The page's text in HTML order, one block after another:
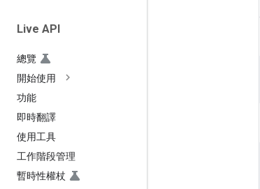
Live API
總覽
開始使用
功能
即時翻譯
使用工具
工作階段管理
暫時性權杖